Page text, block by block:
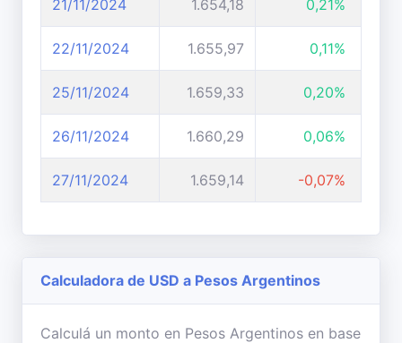
21/11/2024 1.654,18 0,21%
22/11/2024 1.655,97 0,11%
25/11/2024 1.659,33 0,20%
26/11/2024 1.660,29 0,06%
27/11/2024 1.659,14 -0,07%
Calculadora de USD a Pesos Argentinos
Calculá un monto en Pesos Argentinos en base